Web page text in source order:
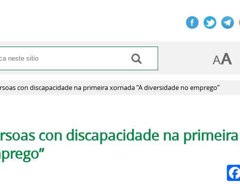
de busca
con discapacidade na primeira xornada “A diversidade no emprego”
con discapacidade na primeira